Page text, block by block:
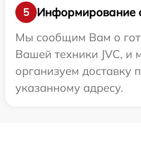
5
Информирование
Мы сообщим Вам о
Вашей техники JVC, и
организуем доставку
указанному адресу.